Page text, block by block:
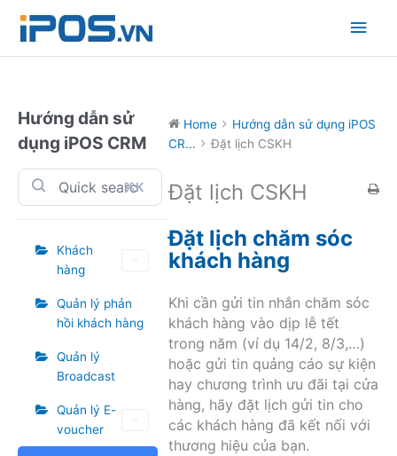
Main
Hướng dẫn sử
dụng iPOS CRM
⌘K
Khách
hàng
Quản lý phản
hồi khách hàng
Quản lý
Broadcast
Quản lý E-
voucher
Home
Hướng dẫn sử dụng iPOS
CR...
Đặt lịch CSKH
Đặt lịch CSKH
Đặt lịch chăm sóc
khách hàng
Khi cần gửi tin nhắn chăm sóc
khách hàng vào dịp lễ tết
trong năm (ví dụ 14/2, 8/3,…)
hoặc gửi tin quảng cáo sự kiện
hay chương trình ưu đãi tại cửa
hàng, hãy đặt lịch gửi tin cho
các khách hàng đã kết nối với
thương hiệu của bạn.